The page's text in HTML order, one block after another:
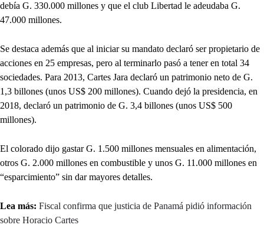
debía G. 330.000 millones y que el club Libertad le adeudaba G.
47.000 millones.
Se destaca además que al iniciar su mandato declaró ser propietario de
acciones en 25 empresas, pero al terminarlo pasó a tener en total 34
sociedades. Para 2013, Cartes Jara declaró un patrimonio neto de G.
1,3 billones (unos US$ 200 millones). Cuando dejó la presidencia, en
2018, declaró un patrimonio de G. 3,4 billones (unos US$ 500
millones).
El colorado dijo gastar G. 1.500 millones mensuales en alimentación,
otros G. 2.000 millones en combustible y unos G. 11.000 millones en
“esparcimiento” sin dar mayores detalles.
Lea más: Fiscal confirma que justicia de Panamá pidió información
sobre Horacio Cartes